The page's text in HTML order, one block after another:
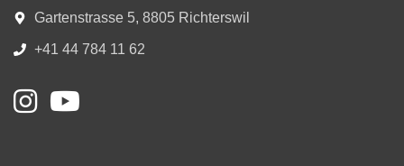
Gartenstrasse 5, 8805 Richterswil
+41 44 784 11 62